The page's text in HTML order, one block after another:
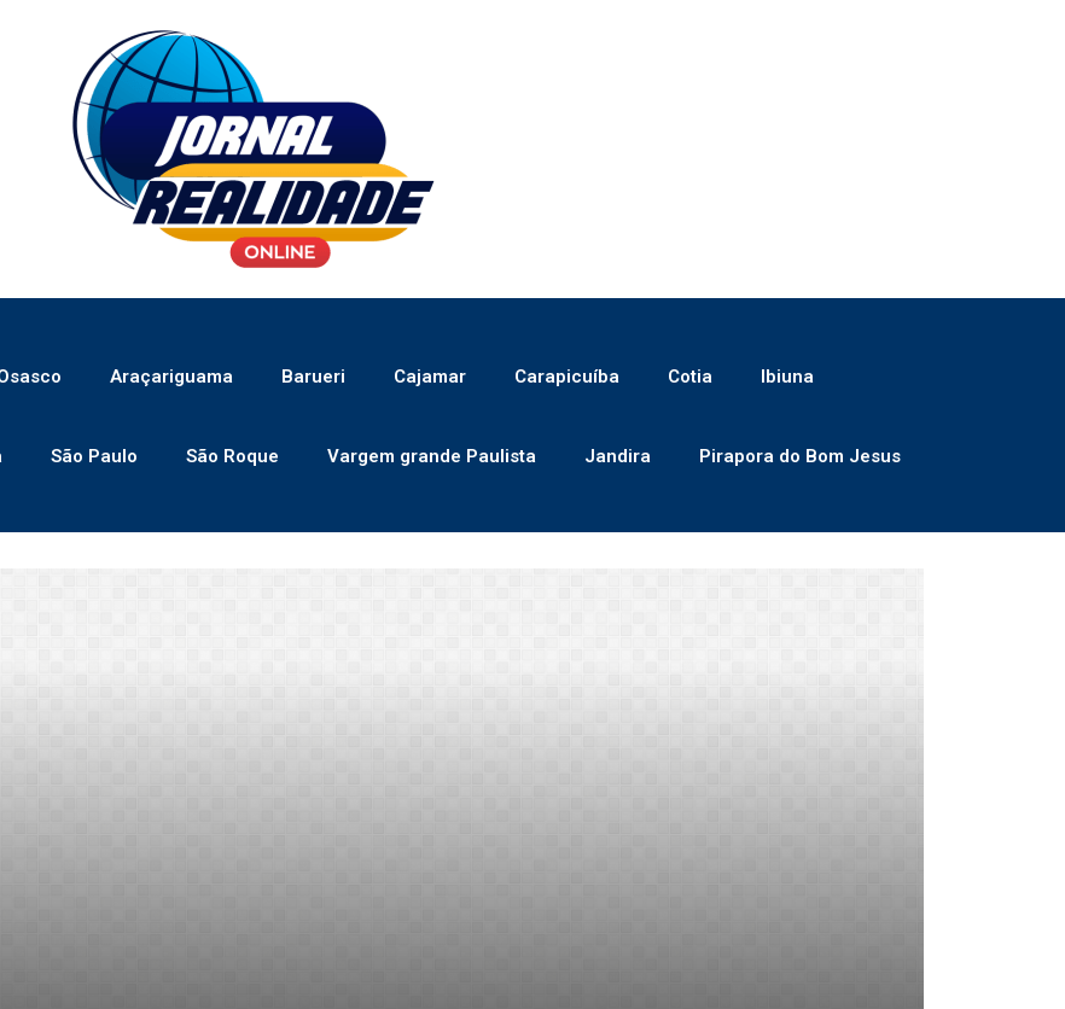
Araçariguama Barueri Cajamar Carapicuíba Cotia Ibiuna
São Paulo São Roque Vargem grande Paulista Jandira Pirapora do Bom Jesus